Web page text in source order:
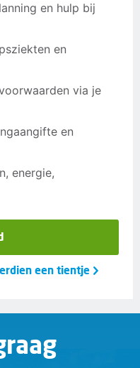
en hulp bij
en
via je
en
energie,
een tientje